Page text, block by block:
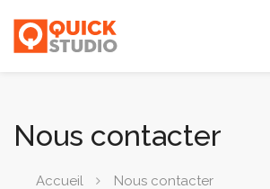
Nous contacter
Accueil Nous contacter